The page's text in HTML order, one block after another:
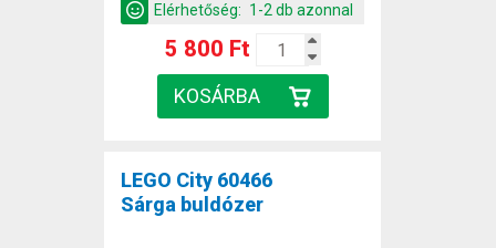
Elérhetőség: 1-2 db azonnal
5 800 Ft
LEGO City 60466
Sárga buldózer